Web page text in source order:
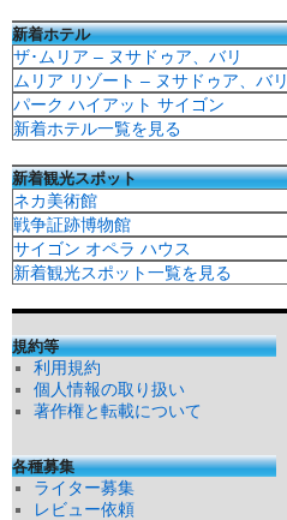
新着ホテル
ザ･ムリア – ヌサドゥア、バリ
ムリア リゾート – ヌサドゥア、バリ
パーク ハイアット サイゴン
新着ホテル一覧を見る
新着観光スポット
ネカ美術館
戦争証跡博物館
サイゴン オペラ ハウス
新着観光スポット一覧を見る
規約等
利用規約
個人情報の取り扱い
著作権と転載について
各種募集
ライター募集
レビュー依頼